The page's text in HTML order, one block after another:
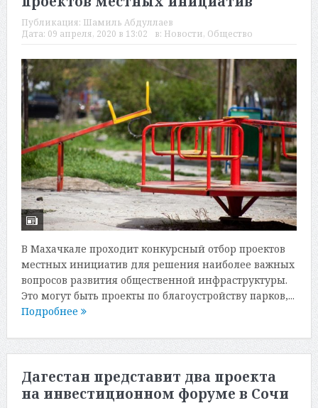
Публикация: Шамиль Абдуллаев
Дата: 09 апреля, 2020 в 13:02 в: Новости, Общество
В Махачкале проходит конкурсный отбор проектов
местных инициатив для решения наиболее важных
вопросов развития общественной инфраструктуры.
Это могут быть проекты по благоустройству парков,...
Подробнее
Дагестан представит два проекта
на инвестиционном форуме в Сочи